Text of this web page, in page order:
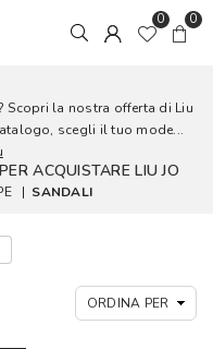
0 0
Scopri la nostra offerta di Liu
scegli il tuo mode...
ACQUISTARE LIU JO
| SANDALI